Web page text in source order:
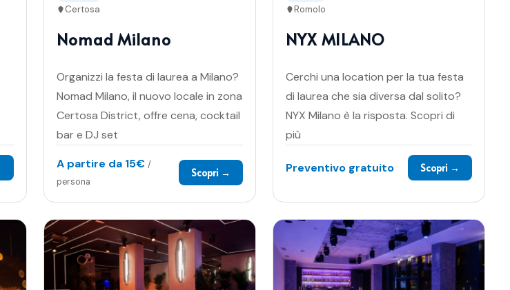
Certosa
Nomad Milano
Organizzi la festa di laurea a Milano?
Nomad Milano, il nuovo locale in zona
Certosa District, offre cena, cocktail
bar e DJ set
A partire da 15€ /
persona
Scopri →
Romolo
NYX MILANO
Cerchi una location per la tua festa
di laurea che sia diversa dal solito?
NYX Milano è la risposta. Scopri di
più
Preventivo gratuito Scopri →